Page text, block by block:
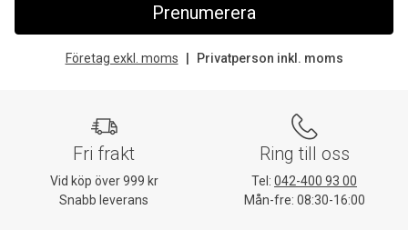
Prenumerera
Företag exkl. moms Privatperson inkl. moms
Fri frakt
Vid köp över 999 kr
Snabb leverans
Ring till oss
Tel: 042-400 93 00
Mån-fre: 08:30-16:00